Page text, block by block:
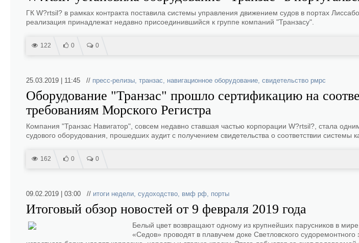
ГК W?rtsil? в рамках контракта поставила системы управления движением судов в портах
реализация принадлежат недавно присоединившийся к группе компаний "Транзасу".
122 0 0
25.03.2019 | 11:45 // пресс-релизы, транзас, навигационное оборудование, свидетельство рмрс
Оборудование "Транзас" прошло сертификацию на
требованиям Морского Регистра
Компания "Транзас Навигатор", совсем недавно ставшая частью корпорации W?rtsil?, стала
судового оборудования, прошедших аудит с получением свидетельства о соответствии системы
162 0 0
09.02.2019 | 03:00 // итоги недели, судоходство, вмф рф, порты
Итоговый обзор новостей от 9 февраля 2019 года
Белый цвет возвращают одному из крупнейших парусников в
«Седов» проводят в плавучем доке Светловского